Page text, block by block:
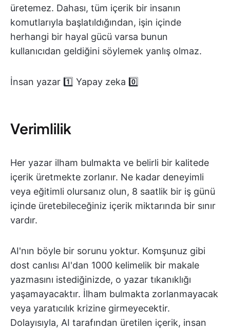
üretemez. Dahası, tüm içerik bir insanın
komutlarıyla başlatıldığından, işin içinde
herhangi bir hayal gücü varsa bunun
kullanıcıdan geldiğini söylemek yanlış olmaz.
İnsan yazar 1️⃣ Yapay zeka 0️⃣
Verimlilik
Her yazar ilham bulmakta ve belirli bir kalitede
içerik üretmekte zorlanır. Ne kadar deneyimli
veya eğitimli olursanız olun, 8 saatlik bir iş günü
içinde üretebileceğiniz içerik miktarında bir sınır
vardır.
AI'nın böyle bir sorunu yoktur. Komşunuz gibi
dost canlısı AI'dan 1000 kelimelik bir makale
yazmasını istediğinizde, o yazar tıkanıklığı
yaşamayacaktır. İlham bulmakta zorlanmayacak
veya yaratıcılık krizine girmeyecektir.
Dolayısıyla, AI tarafından üretilen içerik, insan